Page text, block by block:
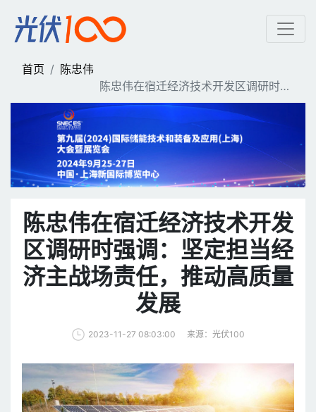
陈忠伟在宿迁经济技术
首页
陈忠伟
陈忠伟在宿迁经济技术开发区调研时强
调：坚定担当经济主战场责任，推动高
质量发展
陈忠伟在宿迁经济技术开发
区调研时强调：坚定担当经
济主战场责任，推动高质量
发展
2023-11-27 08:03:00 来源：光伏100